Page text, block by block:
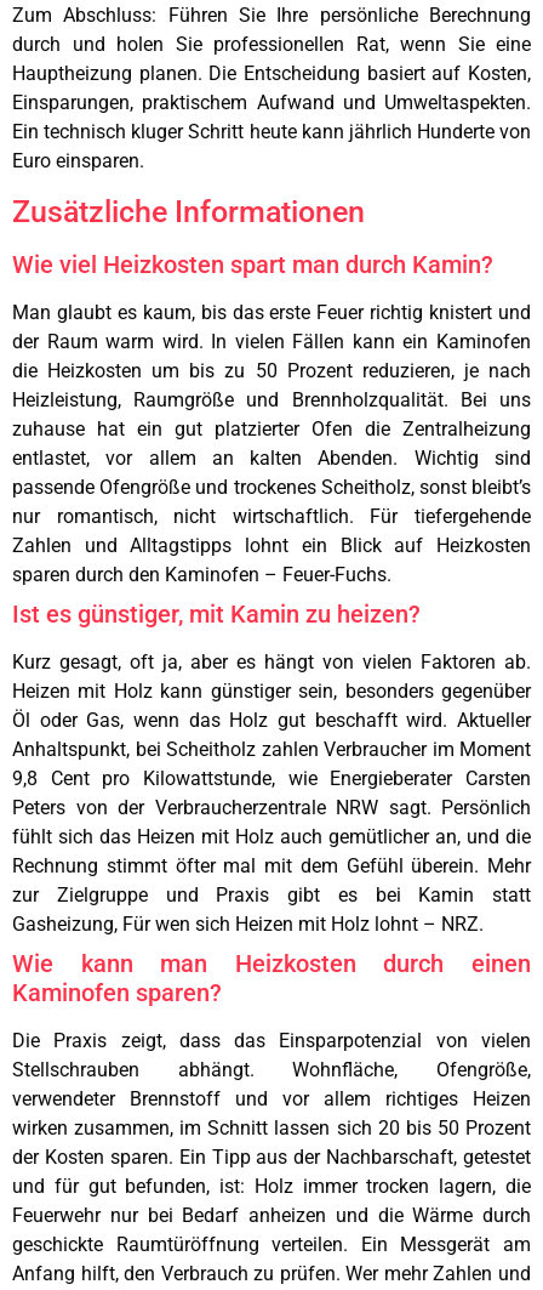
Zum Abschluss: Führen Sie Ihre persönliche Berechnung
durch und holen Sie professionellen Rat, wenn Sie eine
Hauptheizung planen. Die Entscheidung basiert auf Kosten,
Einsparungen, praktischem Aufwand und Umweltaspekten.
Ein technisch kluger Schritt heute kann jährlich Hunderte von
Euro einsparen.
Zusätzliche Informationen
Wie viel Heizkosten spart man durch Kamin?
Man glaubt es kaum, bis das erste Feuer richtig knistert und
der Raum warm wird. In vielen Fällen kann ein Kaminofen
die Heizkosten um bis zu 50 Prozent reduzieren, je nach
Heizleistung, Raumgröße und Brennholzqualität. Bei uns
zuhause hat ein gut platzierter Ofen die Zentralheizung
entlastet, vor allem an kalten Abenden. Wichtig sind
passende Ofengröße und trockenes Scheitholz, sonst bleibt’s
nur romantisch, nicht wirtschaftlich. Für tiefergehende
Zahlen und Alltagstipps lohnt ein Blick auf Heizkosten
sparen durch den Kaminofen – Feuer-Fuchs.
Ist es günstiger, mit Kamin zu heizen?
Kurz gesagt, oft ja, aber es hängt von vielen Faktoren ab.
Heizen mit Holz kann günstiger sein, besonders gegenüber
Öl oder Gas, wenn das Holz gut beschafft wird. Aktueller
Anhaltspunkt, bei Scheitholz zahlen Verbraucher im Moment
9,8 Cent pro Kilowattstunde, wie Energieberater Carsten
Peters von der Verbraucherzentrale NRW sagt. Persönlich
fühlt sich das Heizen mit Holz auch gemütlicher an, und die
Rechnung stimmt öfter mal mit dem Gefühl überein. Mehr
zur Zielgruppe und Praxis gibt es bei Kamin statt
Gasheizung, Für wen sich Heizen mit Holz lohnt – NRZ.
Wie kann man Heizkosten durch einen
Kaminofen sparen?
Die Praxis zeigt, dass das Einsparpotenzial von vielen
Stellschrauben abhängt. Wohnfläche, Ofengröße,
verwendeter Brennstoff und vor allem richtiges Heizen
wirken zusammen, im Schnitt lassen sich 20 bis 50 Prozent
der Kosten sparen. Ein Tipp aus der Nachbarschaft, getestet
und für gut befunden, ist: Holz immer trocken lagern, die
Feuerwehr nur bei Bedarf anheizen und die Wärme durch
geschickte Raumtüröffnung verteilen. Ein Messgerät am
Anfang hilft, den Verbrauch zu prüfen. Wer mehr Zahlen und